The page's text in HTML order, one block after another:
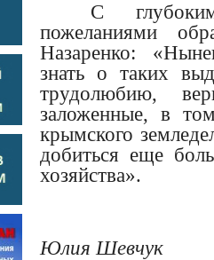
С
пожеланиями
Назаренко:
знать о таких
трудолюбию,
заложенные, в
крымского
добиться еще
хозяйства».
Юлия Шевчук